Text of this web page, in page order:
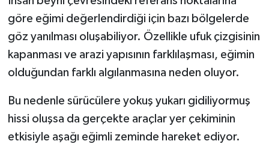
göre eğimi değerlendirdiği için bazı bölgelerde
göz yanılması oluşabiliyor. Özellikle ufuk çizgisinin
kapanması ve arazi yapısının farklılaşması, eğimin
olduğundan farklı algılanmasına neden oluyor.
Bu nedenle sürücülere yokuş yukarı gidiliyormuş
hissi oluşsa da gerçekte araçlar yer çekiminin
etkisiyle aşağı eğimli zeminde hareket ediyor.